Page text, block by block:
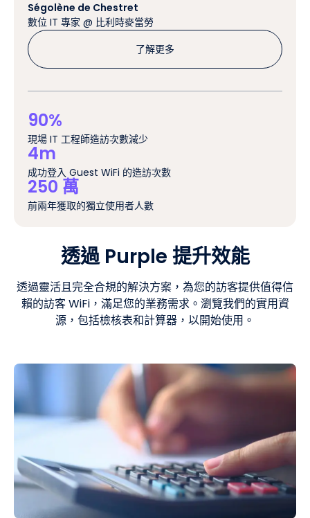
Ségolène de Chestret
數位 IT 專家 @ 比利時麥當勞
了解更多
90%
現場 IT 工程師造訪次數減少
4m
成功登入 Guest WiFi 的造訪次數
250 萬
前兩年獲取的獨立使用者人數
透過 Purple 提升效能
透過靈活且完全合規的解決方案，為您的訪客提供值得信
賴的訪客 WiFi，滿足您的業務需求。瀏覽我們的實用資
源，包括檢核表和計算器，以開始使用。